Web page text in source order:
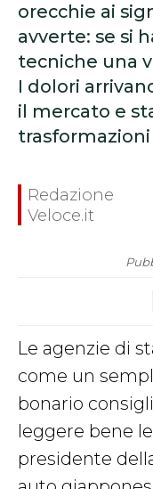
orecchie ai
avverte: se si
tecniche una
I dolori
il mercato e
trasformazioni
Redazione
Veloce.it
Le agenzie di
come un
bonario
leggere bene
presidente